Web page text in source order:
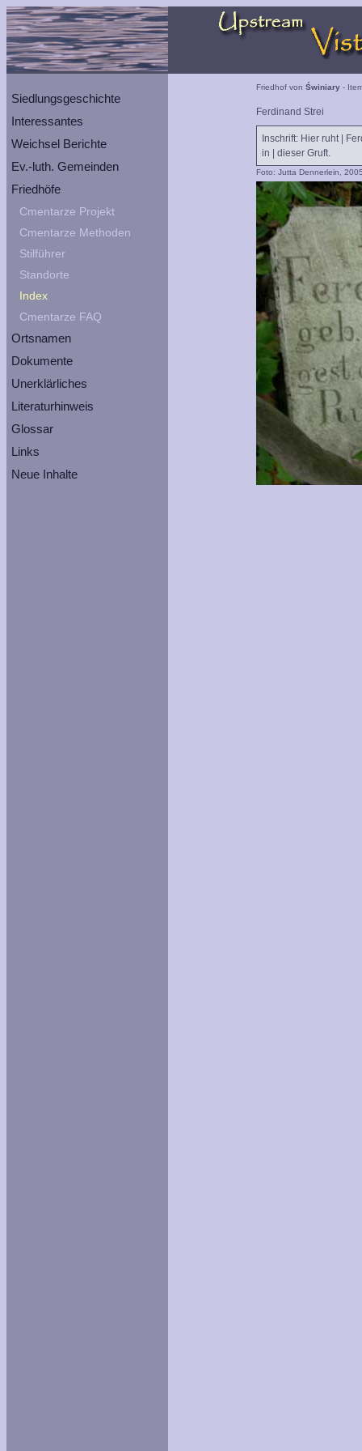
Siedlungsgeschichte
Interessantes
Weichsel Berichte
Ev.-luth. Gemeinden
Friedhöfe
Cmentarze Projekt
Cmentarze Methoden
Stilführer
Standorte
Index
Cmentarze FAQ
Ortsnamen
Dokumente
Unerklärliches
Literaturhinweis
Glossar
Links
Neue Inhalte
Friedhof von Świniary -
Ferdinand Strei
Inschrift: Hier ruht |
in | dieser Gruft.
Foto: Jutta Dennerlein,